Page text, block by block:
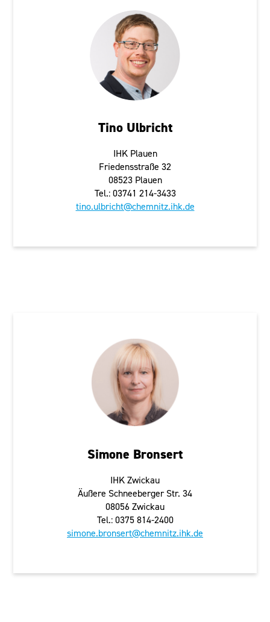
Tino Ulbricht
IHK Plauen
Friedensstraße 32
08523 Plauen
Tel.: 03741 214-3433
tino.ulbricht@chemnitz.ihk.de
Simone Bronsert
IHK Zwickau
Äußere Schneeberger Str. 34
08056 Zwickau
Tel.: 0375 814-2400
simone.bronsert@chemnitz.ihk.de